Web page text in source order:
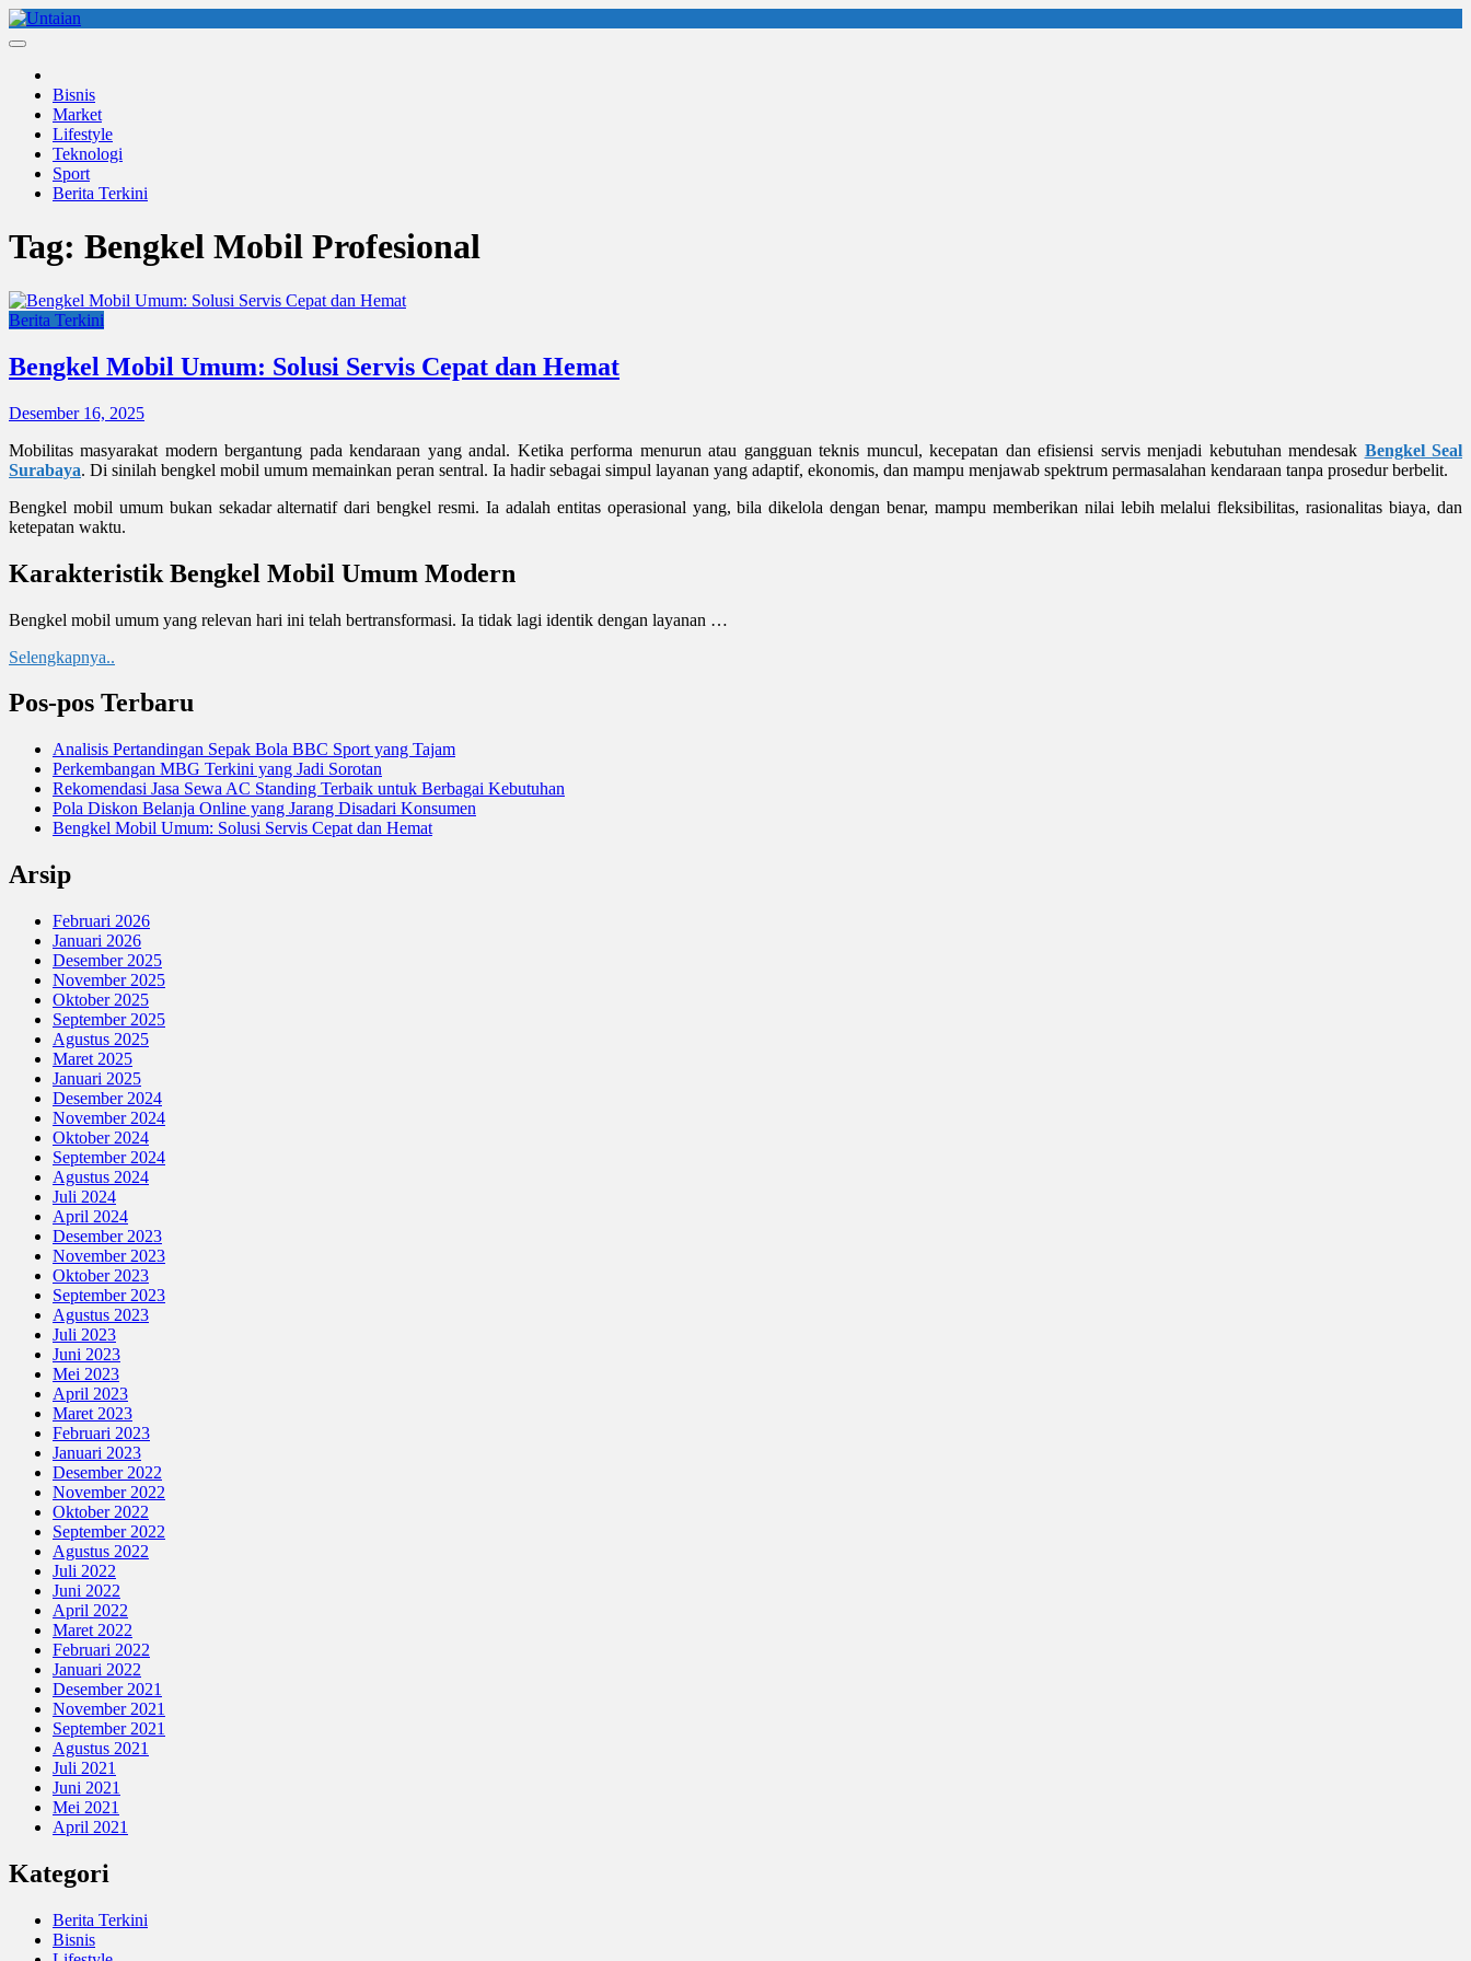
Skip
to
Bisnis
Market
Lifestyle
Teknologi
Sport
Berita Terkini
Tag: Bengkel Mobil Profesional
Berita Terkini
Bengkel Mobil Umum: Solusi Servis Cepat dan Hemat
Desember 16, 2025
Mobilitas masyarakat modern bergantung pada kendaraan yang andal. Ketika performa menurun atau gangguan teknis muncul, kecepatan dan efisiensi servis menjadi kebutuhan mendesak Bengkel Seal
Surabaya. Di sinilah bengkel mobil umum memainkan peran sentral. Ia hadir sebagai simpul layanan yang adaptif, ekonomis, dan mampu menjawab spektrum permasalahan kendaraan tanpa prosedur berbelit.
Bengkel mobil umum bukan sekadar alternatif dari bengkel resmi. Ia adalah entitas operasional yang, bila dikelola dengan benar, mampu memberikan nilai lebih melalui fleksibilitas, rasionalitas biaya, dan
ketepatan waktu.
Karakteristik Bengkel Mobil Umum Modern
Bengkel mobil umum yang relevan hari ini telah bertransformasi. Ia tidak lagi identik dengan layanan …
Selengkapnya..
Pos-pos Terbaru
Analisis Pertandingan Sepak Bola BBC Sport yang Tajam
Perkembangan MBG Terkini yang Jadi Sorotan
Rekomendasi Jasa Sewa AC Standing Terbaik untuk Berbagai Kebutuhan
Pola Diskon Belanja Online yang Jarang Disadari Konsumen
Bengkel Mobil Umum: Solusi Servis Cepat dan Hemat
Arsip
Februari 2026
Januari 2026
Desember 2025
November 2025
Oktober 2025
September 2025
Agustus 2025
Maret 2025
Januari 2025
Desember 2024
November 2024
Oktober 2024
September 2024
Agustus 2024
Juli 2024
April 2024
Desember 2023
November 2023
Oktober 2023
September 2023
Agustus 2023
Juli 2023
Juni 2023
Mei 2023
April 2023
Maret 2023
Februari 2023
Januari 2023
Desember 2022
November 2022
Oktober 2022
September 2022
Agustus 2022
Juli 2022
Juni 2022
April 2022
Maret 2022
Februari 2022
Januari 2022
Desember 2021
November 2021
September 2021
Agustus 2021
Juli 2021
Juni 2021
Mei 2021
April 2021
Kategori
Berita Terkini
Bisnis